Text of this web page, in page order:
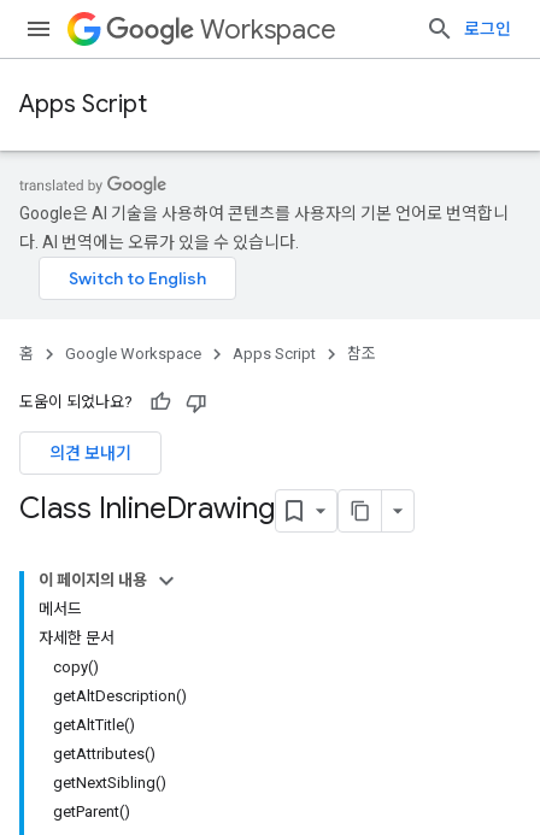
Workspace 로그인
Apps Script
Google은 AI 기술을 사용하여 콘텐츠를 사용자의 기본 언어로 번역합니
다. AI 번역에는 오류가 있을 수 있습니다.
홈 Google Workspace Apps Script 참조
도움이 되었나요?
의견 보내기
Class InlineDrawing
이 페이지의 내용
메서드
자세한 문서
copy()
getAltDescription()
getAltTitle()
getAttributes()
getNextSibling()
getParent()